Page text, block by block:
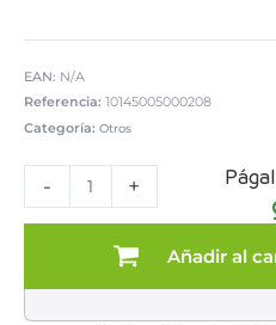
EAN: N/A
Referencia: 10145005000208
Categoría: Otros
-
CENTRO
MOD.
+
Añadir al